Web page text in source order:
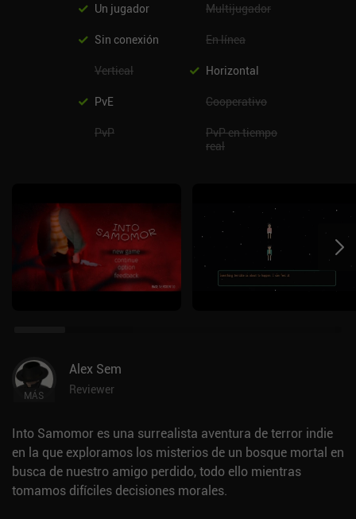
Un jugador Multijugador
Sin conexión En línea
Vertical Horizontal
PvE Cooperativo
PvP
PvP en tiempo
real
MÁS
Alex Sem
Reviewer
Into Samomor es una surrealista aventura de terror indie
en la que exploramos los misterios de un bosque mortal en
busca de nuestro amigo perdido, todo ello mientras
tomamos difíciles decisiones morales.